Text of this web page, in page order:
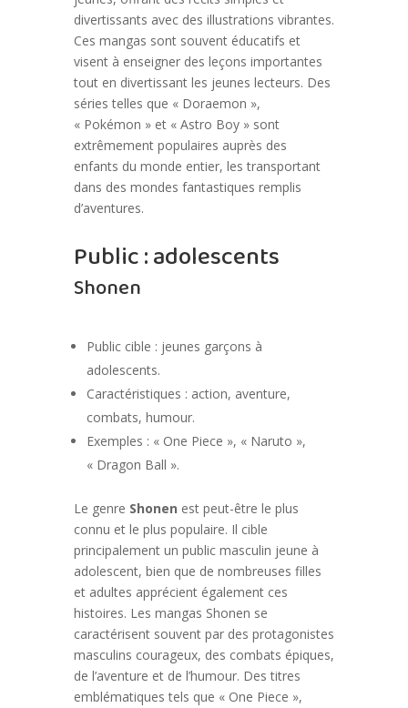
divertissants avec des illustrations vibrantes.
Ces mangas sont souvent éducatifs et
visent à enseigner des leçons importantes
tout en divertissant les jeunes lecteurs. Des
séries telles que « Doraemon »,
« Pokémon » et « Astro Boy » sont
extrêmement populaires auprès des
enfants du monde entier, les transportant
dans des mondes fantastiques remplis
d’aventures.
Public : adolescents
Shonen
Public cible : jeunes garçons à
adolescents.
Caractéristiques : action, aventure,
combats, humour.
Exemples : « One Piece », « Naruto »,
« Dragon Ball ».
Le genre Shonen est peut-être le plus
connu et le plus populaire. Il cible
principalement un public masculin jeune à
adolescent, bien que de nombreuses filles
et adultes apprécient également ces
histoires. Les mangas Shonen se
caractérisent souvent par des protagonistes
masculins courageux, des combats épiques,
de l’aventure et de l’humour. Des titres
emblématiques tels que « One Piece »,